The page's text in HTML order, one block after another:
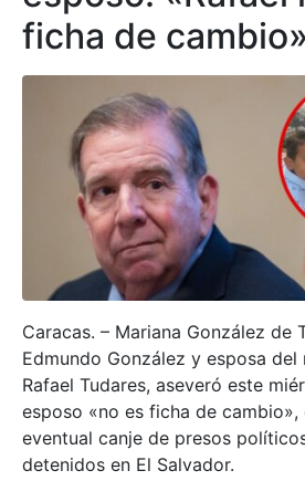
ficha de cambio»
Caracas. – Mariana González de
Edmundo González y esposa
Rafael Tudares, aseveró este
esposo «no es ficha de cambio»,
eventual canje de presos
detenidos en El Salvador.